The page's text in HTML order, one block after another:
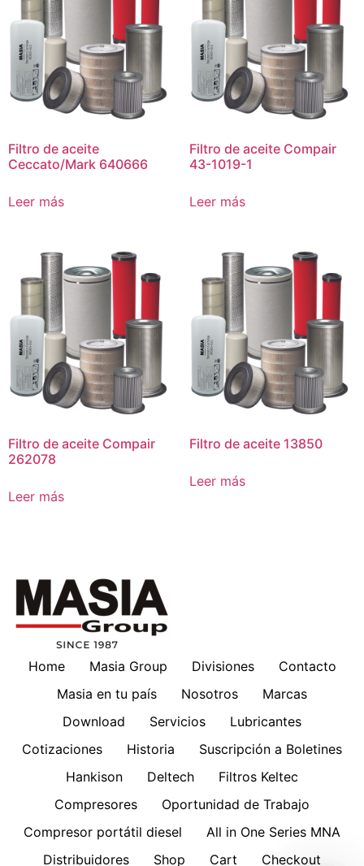
Filtro de aceite
Ceccato/Mark 640666
Leer más
Filtro de aceite Compair
43-1019-1
Leer más
Filtro de aceite Compair
262078
Leer más
Filtro de aceite 13850
Leer más
Home Masia Group Divisiones
Contacto
Masia en tu país
Nosotros
Marcas
Download
Servicios
Lubricantes
Cotizaciones
Historia
Suscripción a Boletines
Hankison
Deltech
Filtros Keltec
Compresores
Oportunidad de Trabajo
Compresor portátil diesel
All in One Series MNA
Distribuidores
Shop Cart Checkout